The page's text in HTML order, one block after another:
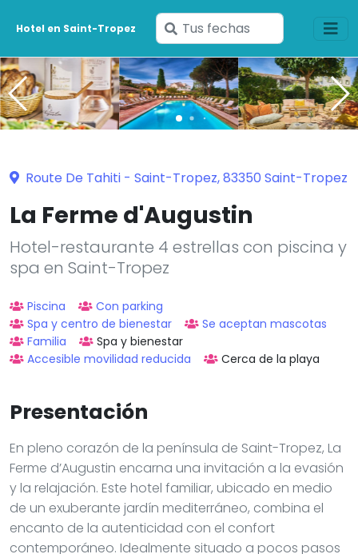
Hotel en Saint-Tropez
Ingresa
tus
fechas
Route De Tahiti - Saint-Tropez, 83350 Saint-Tropez
La Ferme d'Augustin
Hotel-restaurante 4 estrellas con piscina y
spa en Saint-Tropez
Piscina
Con parking
Spa y centro de bienestar
Se aceptan mascotas
Familia
Spa y bienestar
Accesible movilidad reducida
Cerca de la playa
Presentación
En pleno corazón de la península de Saint-Tropez, La
Ferme d’Augustin encarna una invitación a la evasión
y la relajación. Este hotel familiar, ubicado en medio
de un exuberante jardín mediterráneo, combina el
encanto de la autenticidad con el confort
contemporáneo. Idealmente situado a pocos pasos